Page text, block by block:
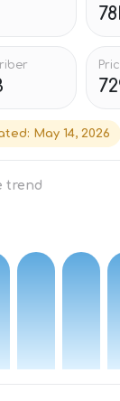
: May 14, 2026
trend